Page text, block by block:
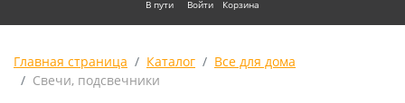
В пути
Войти Корзина
Главная страница Каталог
Все для дома
Свечи, подсвечники